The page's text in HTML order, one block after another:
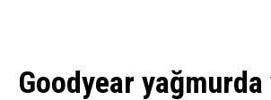
Goodyear yağmurda